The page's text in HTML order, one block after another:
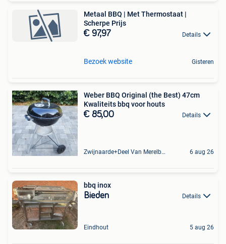
Metaal BBQ | Met Thermostaat |
Scherpe Prijs
€ 97,97 Details
Bezoek website Gisteren
Weber BBQ Original (the Best) 47cm
Kwaliteits bbq voor houts
€ 85,00 Details
Zwijnaarde+Deel Van Merelbeke 6 aug 26
bbq inox
Bieden Details
Eindhout 5 aug 26